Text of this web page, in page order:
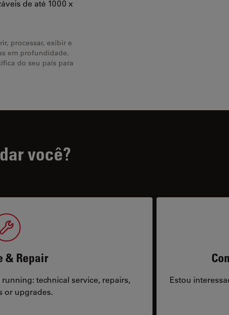
de até 1000 x
processar, exibir e
em profundidade.
do seu país para
você?
& Repair
technical service, repairs,
or upgrades.
Estou